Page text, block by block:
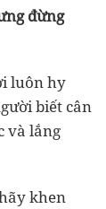
đừng
luôn hy
biết cân
và lắng
khen